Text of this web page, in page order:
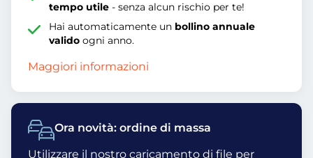
Ora novità: ordine di massa
Utilizzare il nostro caricamento di file per
tempo utile - senza alcun rischio per te!
Hai automaticamente un bollino annuale
valido ogni anno.
Maggiori informazioni